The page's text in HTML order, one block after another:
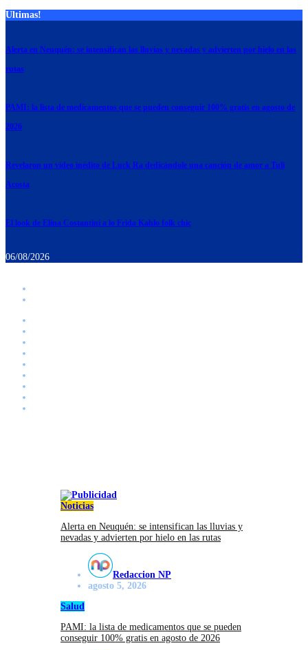
Ultimas!
Alerta en Neuquén: se intensifican las lluvias y nevadas y advierten por hielo en las
rutas
PAMI: la lista de medicamentos que se pueden conseguir 100% gratis en agosto de
2026
Revelaron un video inédito de Luck Ra dedicándole una canción de amor a Tuli
Acosta
El look de Elina Costantini a lo Frida Kahlo folk chic
06/08/2026
Noticias
Alerta en Neuquén: se intensifican las lluvias y
nevadas y advierten por hielo en las rutas
Redaccion NP
agosto 5, 2026
Salud
PAMI: la lista de medicamentos que se pueden
conseguir 100% gratis en agosto de 2026